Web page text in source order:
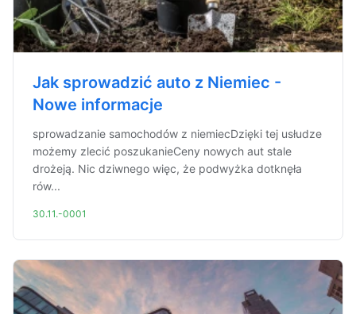
Jak sprowadzić auto z Niemiec -
Nowe informacje
sprowadzanie samochodów z niemiecDzięki tej usłudze
możemy zlecić poszukanieCeny nowych aut stale
drożeją. Nic dziwnego więc, że podwyżka dotknęła
rów...
30.11.-0001